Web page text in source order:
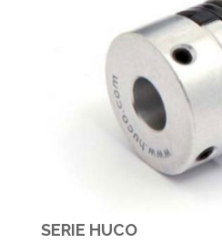
SERIE HUCO